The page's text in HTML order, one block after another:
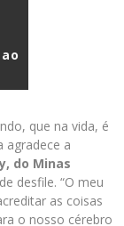
que na vida, é
agradece a
do Minas
desfile. “O meu
as coisas
o nosso cérebro